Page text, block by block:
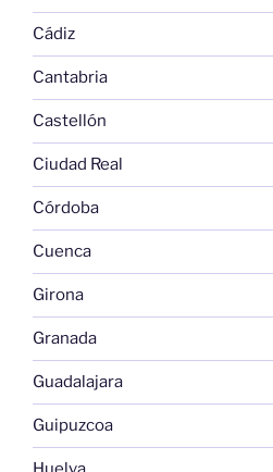
Cádiz
Cantabria
Castellón
Ciudad Real
Córdoba
Cuenca
Girona
Granada
Guadalajara
Guipuzcoa